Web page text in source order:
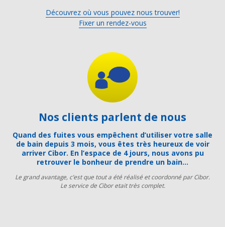
Découvrez où vous pouvez nous trouver!
Fixer un rendez-vous
Nos clients parlent de nous
Quand des fuites vous empêchent d’utiliser votre salle
de bain depuis 3 mois, vous êtes très heureux de voir
arriver Cibor. En l’espace de 4 jours, nous avons pu
retrouver le bonheur de prendre un bain…
Le grand avantage, c’est que tout a été réalisé et coordonné par Cibor.
Le service de Cibor etait très complet.